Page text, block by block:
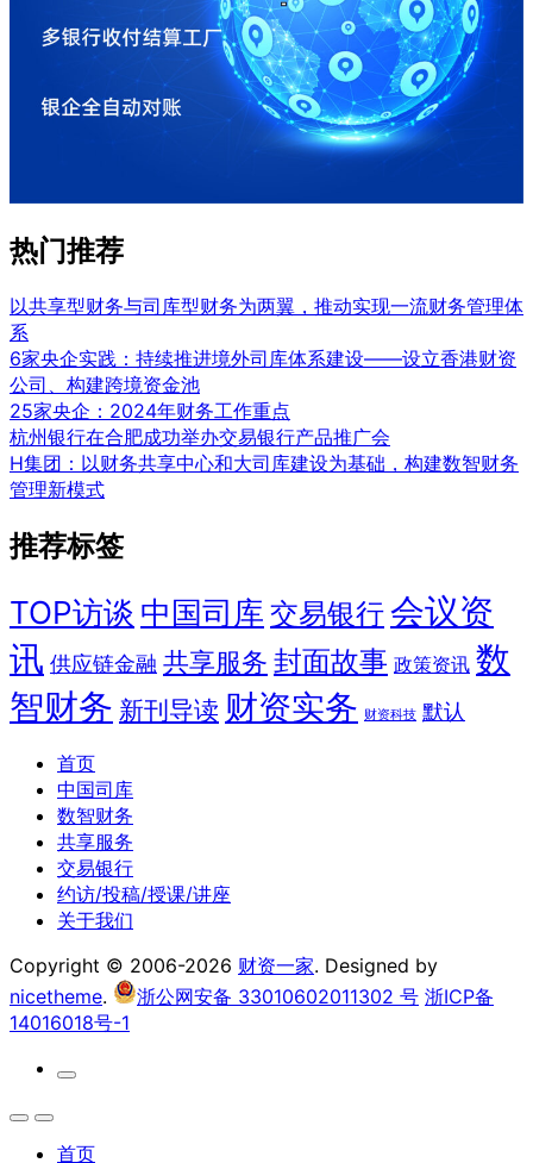
热门推荐
以共享型财务与司库型财务为两翼，推动实现一流财务管理体
系
6家央企实践：持续推进境外司库体系建设——设立香港财资
公司、构建跨境资金池
25家央企：2024年财务工作重点
杭州银行在合肥成功举办交易银行产品推广会
H集团：以财务共享中心和大司库建设为基础，构建数智财务
管理新模式
推荐标签
TOP访谈 中国司库 交易银行会议资
讯 供应链金融 共享服务 封面故事 政策资讯 数
智财务 新刊导读 财资实务 财资科技 默认
首页
中国司库
数智财务
共享服务
交易银行
约访/投稿/授课/讲座
关于我们
Copyright © 2006-2026 财资一家. Designed by
nicetheme. 浙公网安备 33010602011302 号 浙ICP备
14016018号-1
首页